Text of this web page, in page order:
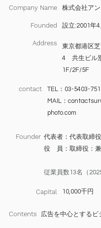
Company Name 株式会社アン
Founded 設立:2001年4
Address
東京都港区
4 共生ビル
1F/2F/5F
contact
TEL：03-5403-
MAIL：
photo.com
Founder 代表者：代表取締
役 員：取締役：
従業員数13名（
Capital 10,000千円
Contents 広告を中心とするビ